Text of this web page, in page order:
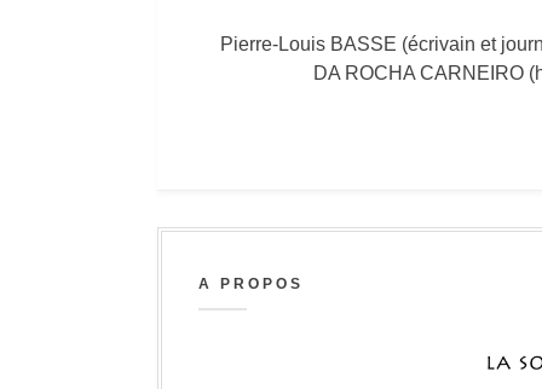
Pierre-Louis BASSE (écrivain et
DA ROCHA CARNEIRO
A PROPOS